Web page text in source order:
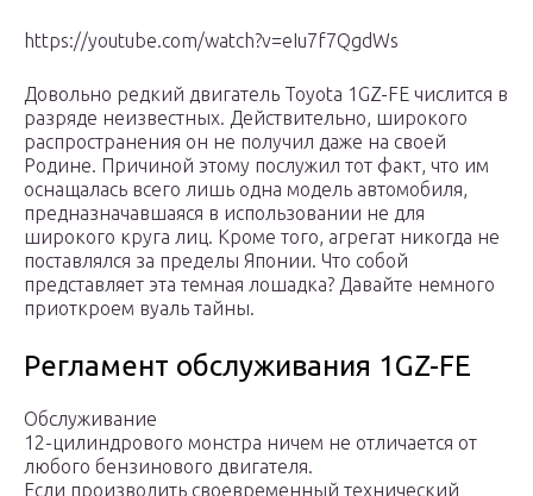
https://youtube.com/watch?v=eIu7f7QgdWs
Довольно редкий двигатель Toyota 1GZ-FE числится в
разряде неизвестных. Действительно, широкого
распространения он не получил даже на своей
Родине. Причиной этому послужил тот факт, что им
оснащалась всего лишь одна модель автомобиля,
предназначавшаяся в использовании не для
широкого круга лиц. Кроме того, агрегат никогда не
поставлялся за пределы Японии. Что собой
представляет эта темная лошадка? Давайте немного
приоткроем вуаль тайны.
Регламент обслуживания 1GZ-FE
Обслуживание
12-цилиндрового монстра ничем не отличается от
любого бензинового двигателя.
Если производить своевременный технический